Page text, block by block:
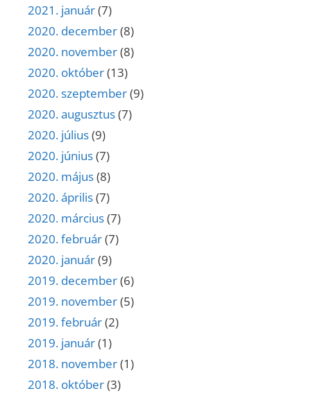
2021. január(7)
2020. december(8)
2020. november(8)
2020. október(13)
2020. szeptember(9)
2020. augusztus(7)
2020. július(9)
2020. június(7)
2020. május(8)
2020. április(7)
2020. március(7)
2020. február(7)
2020. január(9)
2019. december(6)
2019. november(5)
2019. február(2)
2019. január(1)
2018. november(1)
2018. október(3)